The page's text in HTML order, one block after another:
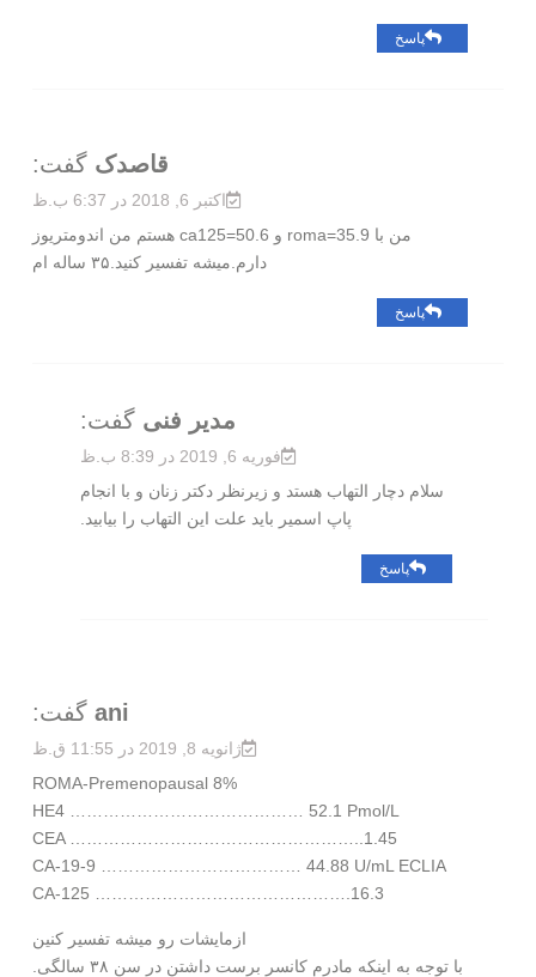
پاسخ
قاصدک گفت:
اکتبر 6, 2018 در 6:37 ب.ظ
من با roma=35.9 و ca125=50.6 هستم من اندومتریوز
دارم.میشه تفسیر کنید.۳۵ ساله ام
پاسخ
مدیر فنی گفت:
فوریه 6, 2019 در 8:39 ب.ظ
سلام دچار التهاب هستد و زیرنظر دکتر زنان و با انجام
پاپ اسمیر باید علت این التهاب را بیابید.
پاسخ
ani گفت:
ژانویه 8, 2019 در 11:55 ق.ظ
ROMA-Premenopausal 8%
HE4 …………………………………… 52.1 Pmol/L
CEA ……………………………………………..1.45
CA-19-9 ……………………………… 44.88 U/mL ECLIA
CA-125 ……………………………………….16.3
ازمایشات رو میشه تفسیر کنین
با توجه به اینکه مادرم کانسر برست داشتن در سن ۳۸ سالگی.